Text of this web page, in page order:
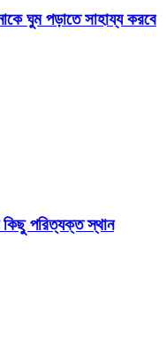
ঘুম পড়াতে সাহায্য করবে
কিছু পরিত্যক্ত স্থান